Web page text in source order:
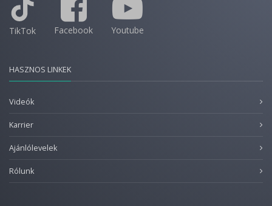
TikTok Facebook Youtube
HASZNOS LINKEK
Videók
Karrier
Ajánlólevelek
Rólunk